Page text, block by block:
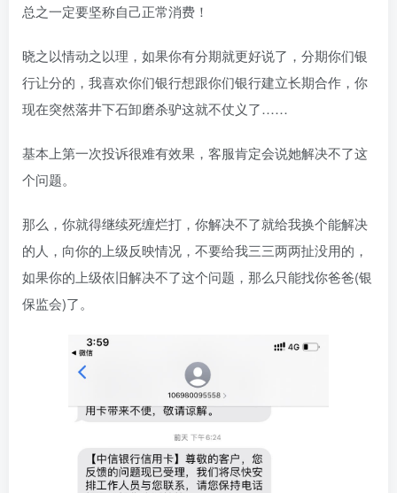
总之一定要坚称自己正常消费！
晓之以情动之以理，如果你有分期就更好说了，分期你们银
行让分的，我喜欢你们银行想跟你们银行建立长期合作，你
现在突然落井下石卸磨杀驴这就不仗义了……
基本上第一次投诉很难有效果，客服肯定会说她解决不了这
个问题。
那么，你就得继续死缠烂打，你解决不了就给我换个能解决
的人，向你的上级反映情况，不要给我三三两两扯没用的，
如果你的上级依旧解决不了这个问题，那么只能找你爸爸(银
保监会)了。